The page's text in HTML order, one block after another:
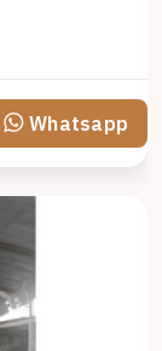
Whatsapp